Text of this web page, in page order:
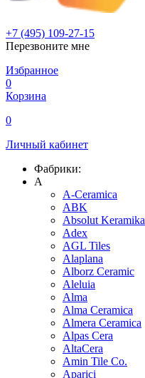
+7 (495) 109-27-15
Перезвоните мне
Избранное
0
Корзина
0
Личный кабинет
Фабрики:
A
A-Ceramica
ABK
Absolut Keramika
Adex
AGL Tiles
Alaplana
Alborz Ceramic
Aleluia
Alma
Alma Ceramica
Almera Ceramica
Alpas Cera
AltaCera
Amin Tile Co.
Aparici